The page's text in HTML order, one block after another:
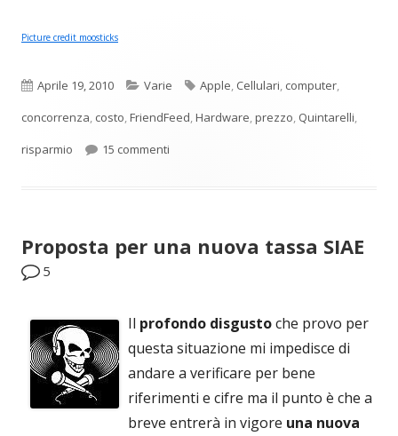
Picture credit moosticks
Pubblicato
Aprile 19, 2010 Categorie
Varie Tag
Apple Cellulari computer
concorrenza costo FriendFeed Hardware prezzo Quintarelli
risparmio
15 commenti
Proposta per una nuova tassa SIAE
5
Il profondo disgustoche provo per
questa situazione mi impedisce di
andare a verificare per bene
riferimenti e cifre ma il punto è che a
breve entrerà in vigore una nuova